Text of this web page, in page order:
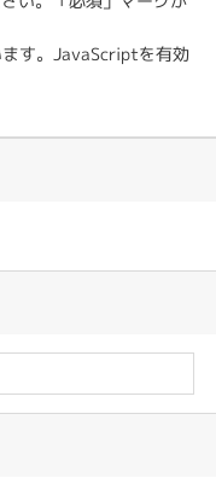
す。JavaScriptを有効